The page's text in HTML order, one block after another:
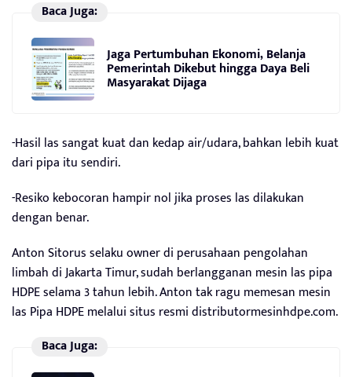
Baca Juga:
Jaga Pertumbuhan Ekonomi, Belanja
Pemerintah Dikebut hingga Daya Beli
Masyarakat Dijaga
-Hasil las sangat kuat dan kedap air/udara, bahkan lebih kuat
dari pipa itu sendiri.
-Resiko kebocoran hampir nol jika proses las dilakukan
dengan benar.
Anton Sitorus selaku owner di perusahaan pengolahan
limbah di Jakarta Timur, sudah berlangganan mesin las pipa
HDPE selama 3 tahun lebih. Anton tak ragu memesan mesin
las Pipa HDPE melalui situs resmi distributormesinhdpe.com.
Baca Juga: